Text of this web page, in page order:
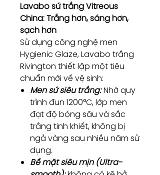
Lavabo sứ trắng Vitreous
China: Trắng hơn, sáng hơn,
sạch hơn
Sử dụng công nghệ men
Hygienic Glaze, Lavabo trắng
Rivington thiết lập một tiêu
chuẩn mới về vệ sinh:
Men sứ siêu trắng:Nhờ quy
trình đun 1200°C, lớp men
đạt độ bóng sâu và sắc
trắng tinh khiết, không bị
ngả vàng sau nhiều năm sử
dụng.
Bề mặt siêu mịn (Ultra-